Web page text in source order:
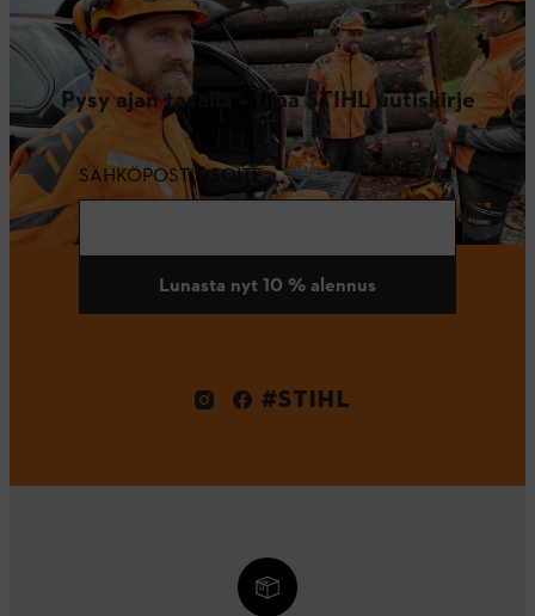
Pysy ajan tasalla – tilaa STIHL uutiskirje
SÄHKÖPOSTIOSOITE
Lunasta nyt 10 % alennus
#STIHL